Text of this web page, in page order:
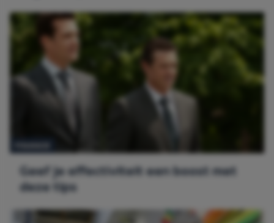
Geef je effectiviteit een boost met
deze tips